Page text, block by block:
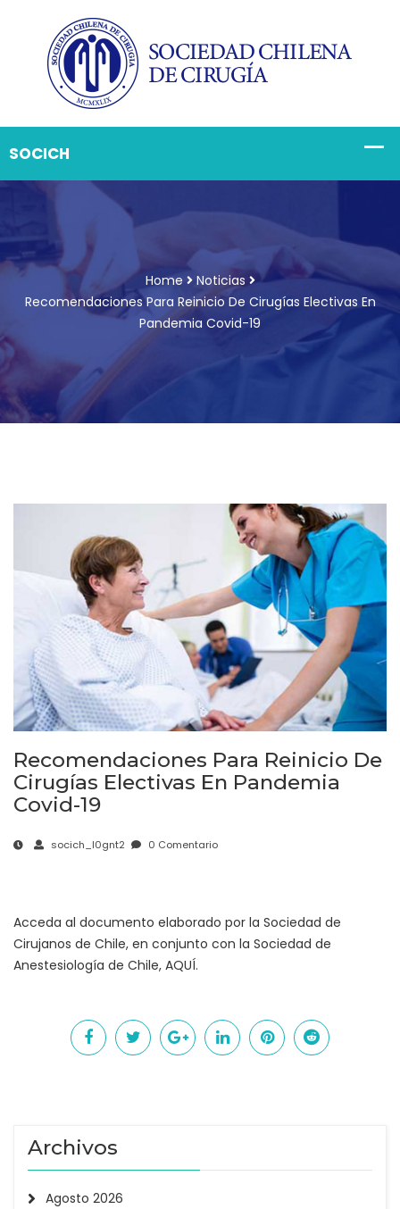
Home
Noticias
Recomendaciones Para Reinicio De Cirugías Electivas En
Pandemia Covid-19
Recomendaciones Para Reinicio De
Cirugías Electivas En Pandemia
Covid-19
socich_l0gnt2 0 Comentario
Acceda al documento elaborado por la Sociedad de
Cirujanos de Chile, en conjunto con la Sociedad de
Anestesiología de Chile, AQUÍ.
Archivos
Agosto 2026